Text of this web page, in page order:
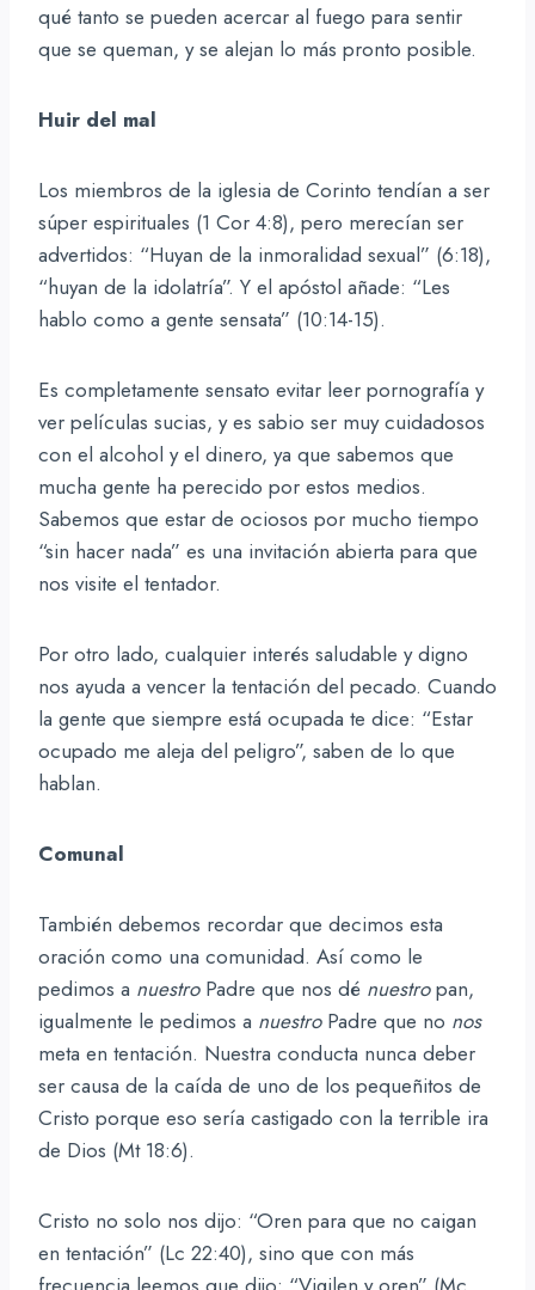
qué tanto se pueden acercar al fuego para sentir
que se queman, y se alejan lo más pronto posible.
Huir del mal
Los miembros de la iglesia de Corinto tendían a ser
súper espirituales (1 Cor 4:8), pero merecían ser
advertidos: “Huyan de la inmoralidad sexual” (6:18),
“huyan de la idolatría”. Y el apóstol añade: “Les
hablo como a gente sensata” (10:14-15).
Es completamente sensato evitar leer pornografía y
ver películas sucias, y es sabio ser muy cuidadosos
con el alcohol y el dinero, ya que sabemos que
mucha gente ha perecido por estos medios.
Sabemos que estar de ociosos por mucho tiempo
“sin hacer nada” es una invitación abierta para que
nos visite el tentador.
Por otro lado, cualquier interés saludable y digno
nos ayuda a vencer la tentación del pecado. Cuando
la gente que siempre está ocupada te dice: “Estar
ocupado me aleja del peligro”, saben de lo que
hablan.
Comunal
También debemos recordar que decimos esta
oración como una comunidad. Así como le
pedimos a nuestro Padre que nos dé nuestropan,
igualmente le pedimos a nuestro Padre que no nos
meta en tentación. Nuestra conducta nunca deber
ser causa de la caída de uno de los pequeñitos de
Cristo porque eso sería castigado con la terrible ira
de Dios (Mt 18:6).
Cristo no solo nos dijo: “Oren para que no caigan
en tentación” (Lc 22:40), sino que con más